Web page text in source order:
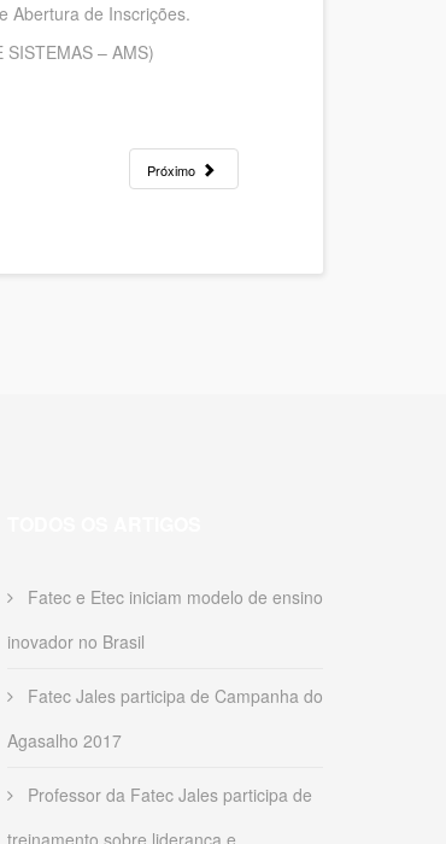
Abertura de Inscrições.
SISTEMAS – AMS)
Próximo
Fatec e Etec iniciam modelo de ensino
inovador no Brasil
Fatec Jales participa de Campanha do
Agasalho 2017
Professor da Fatec Jales participa de
treinamento sobre liderança e